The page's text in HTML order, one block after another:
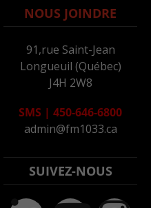
NOUS JOINDRE
91,rue Saint-Jean
Longueuil (Québec)
J4H 2W8
SMS | 450-646-6800
admin@fm1033.ca
SUIVEZ-NOUS